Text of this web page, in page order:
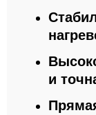
и